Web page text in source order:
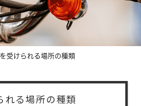
受けられる場所の種類
れる場所の種類